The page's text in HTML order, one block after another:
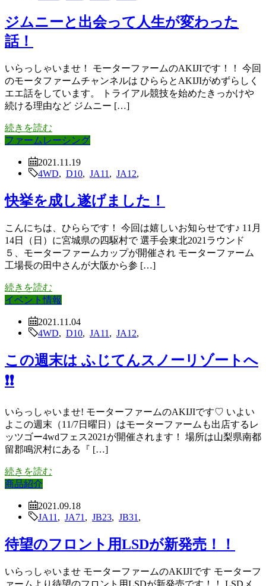
ジムニーと出会って人生が変わった
話！
いらっしゃいませ！ モーターファームのAKIJIです！！ 今回
のモータファームチャンネルは ひららとAKIJIがめずらしく
エエ話をしています。 トライアル競技を始めたきっかけや
続ける理由など ジムニー […]
続きを読む
ファームレーシング
2021.11.19
4WD
D10 JA11 JA12
快挙を成し遂げました！
こんにちは、ひららです！ 今回は嬉しいお知らせです♪ 11月
14日（日）に宮城県の四駆村で 選手会東北2021ラウンド
５、モーターファームカップが開催され モーターファーム
工場長の田中さんが大阪から参 […]
続きを読む
イベント情報
2021.11.04
4WD
D10 JA11 JA12
この週末は ふじてんスノーリゾートへ
❗❗
いらっしゃいませ! モーターファームのAKIJIです♡ いよい
よこの週末（11/7日曜日）はモーターファームも出店するレ
ッツゴー4wdフェス2021が開催されます！ 場所は山梨県南都
留郡鳴沢村にある『 […]
続きを読む
商品紹介
2021.09.18
JA11
JA71 JB23 JB31
待望のフロント用LSDが新発売！！
いらっしゃいませ モーターファームのAKIJIです モーターフ
ァームより待望のフロント用LSDが新発売です！！ LSDメ